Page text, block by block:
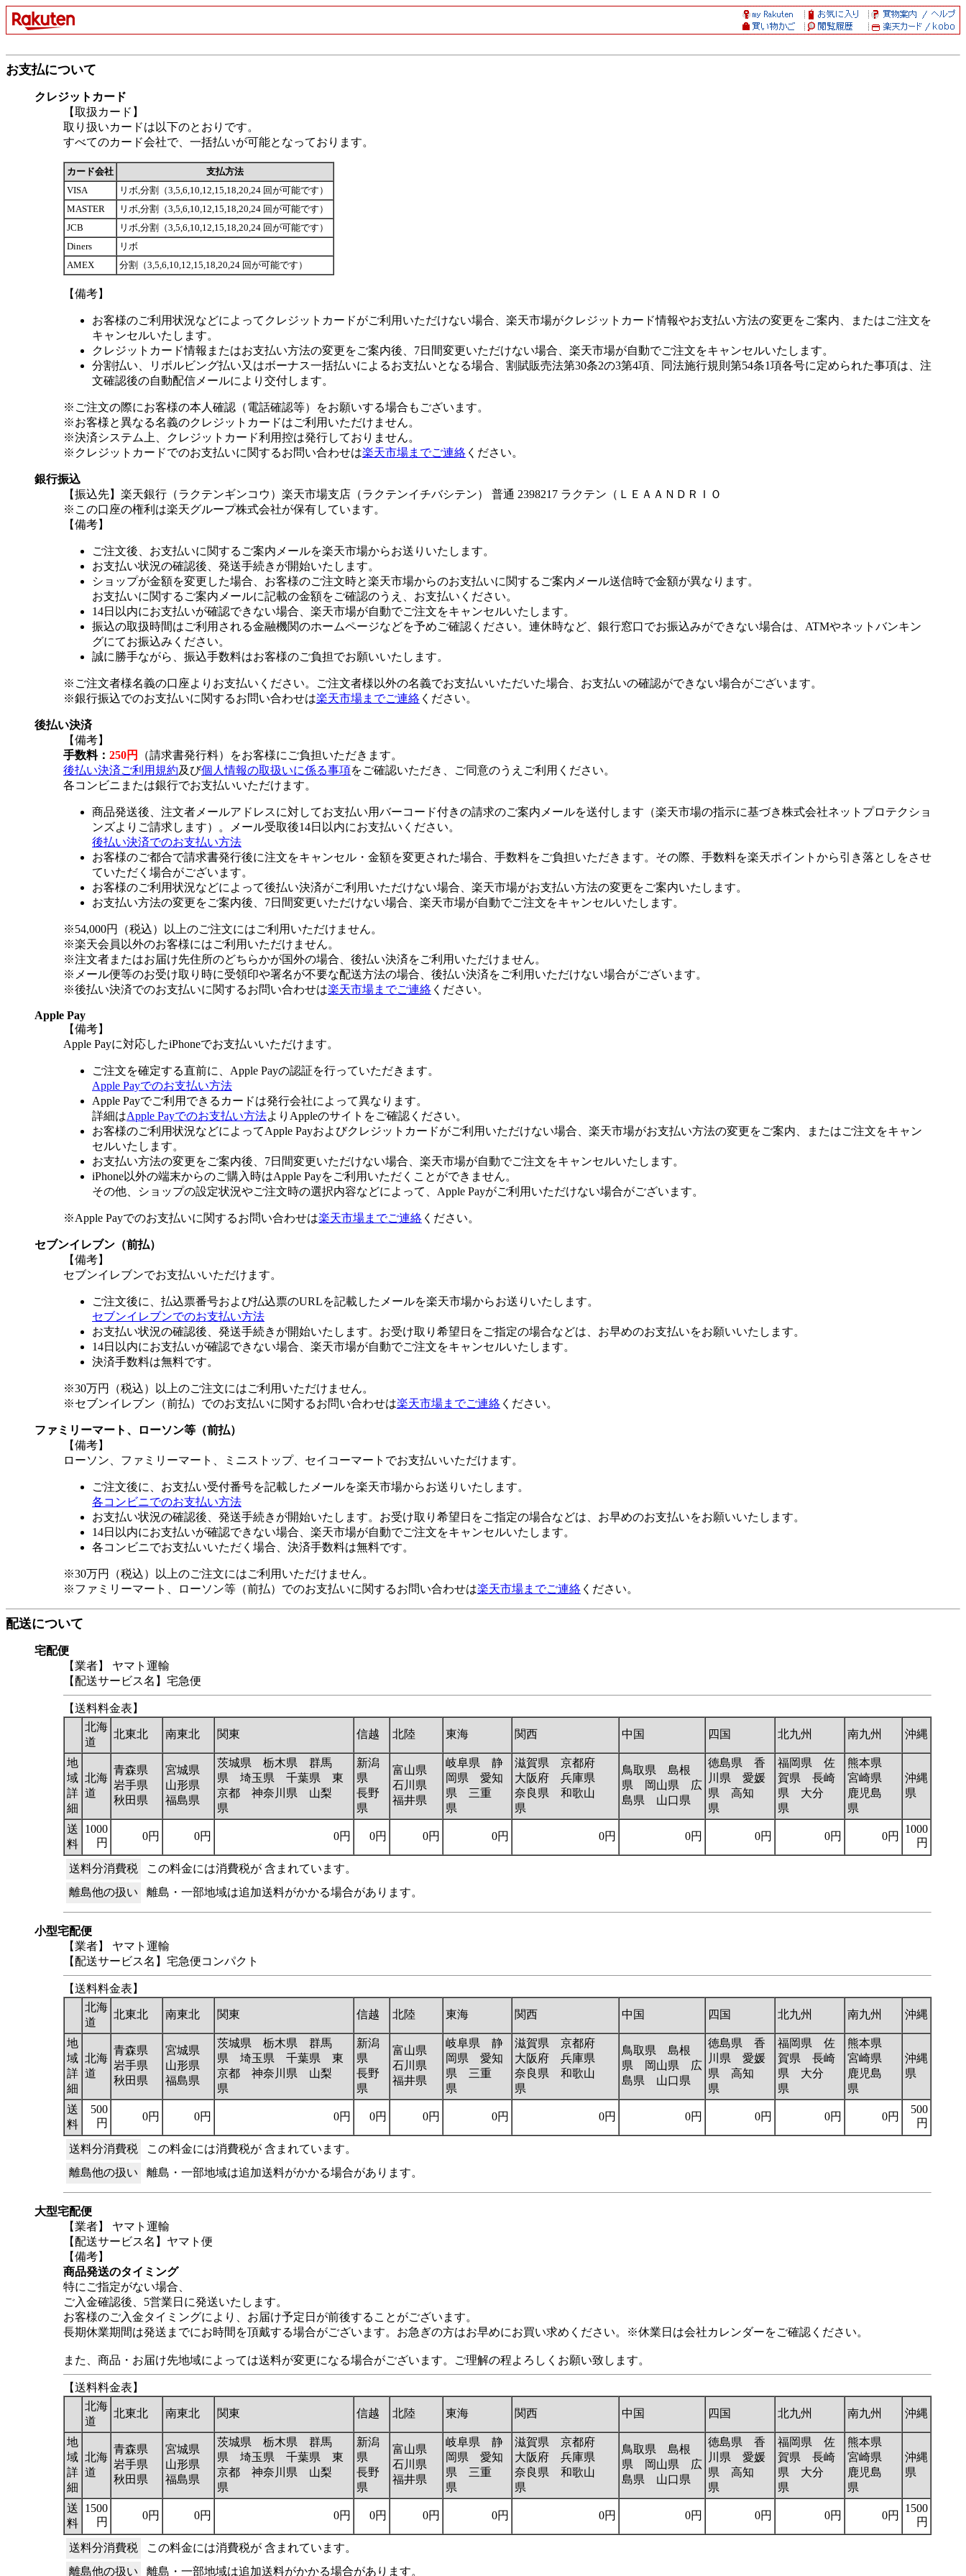
お支払について
クレジットカード
【取扱カード】
取り扱いカードは以下のとおりです。
すべてのカード会社で、一括払いが可能となっております。
カード会社
支払方法
VISA
リボ,分割（3,5,6,10,12,15,18,20,24 回が可能です）
MASTER
リボ,分割（3,5,6,10,12,15,18,20,24 回が可能です）
JCB
リボ,分割（3,5,6,10,12,15,18,20,24 回が可能です）
Diners
リボ
AMEX
分割（3,5,6,10,12,15,18,20,24 回が可能です）
【備考】
お客様のご利用状況などによってクレジットカードがご利用いただけない場合、楽天市場がクレジットカード情報やお支払い方法の変更をご案内、またはご注文を
キャンセルいたします。
クレジットカード情報またはお支払い方法の変更をご案内後、7日間変更いただけない場合、楽天市場が自動でご注文をキャンセルいたします。
分割払い、リボルビング払い又はボーナス一括払いによるお支払いとなる場合、割賦販売法第30条2の3第4項、同法施行規則第54条1項各号に定められた事項は、注
文確認後の自動配信メールにより交付します。
※ご注文の際にお客様の本人確認（電話確認等）をお願いする場合もございます。
※お客様と異なる名義のクレジットカードはご利用いただけません。
※決済システム上、クレジットカード利用控は発行しておりません。
※クレジットカードでのお支払いに関するお問い合わせは楽天市場までご連絡 ください。
銀行振込
【振込先】楽天銀行（ラクテンギンコウ）楽天市場支店（ラクテンイチバシテン） 普通 2398217 ラクテン（ＬＥＡＡＮＤＲＩＯ
※この口座の権利は楽天グループ株式会社が保有しています。
【備考】
ご注文後、お支払いに関するご案内メールを楽天市場からお送りいたします。
お支払い状況の確認後、発送手続きが開始いたします。
ショップが金額を変更した場合、お客様のご注文時と楽天市場からのお支払いに関するご案内メール送信時で金額が異なります。
お支払いに関するご案内メールに記載の金額をご確認のうえ、お支払いください。
14日以内にお支払いが確認できない場合、楽天市場が自動でご注文をキャンセルいたします。
振込の取扱時間はご利用される金融機関のホームページなどを予めご確認ください。連休時など、銀行窓口でお振込みができない場合は、ATMやネットバンキン
グにてお振込みください。
誠に勝手ながら、振込手数料はお客様のご負担でお願いいたします。
※ご注文者様名義の口座よりお支払いください。ご注文者様以外の名義でお支払いいただいた場合、お支払いの確認ができない場合がございます。
※銀行振込でのお支払いに関するお問い合わせは楽天市場までご連絡 ください。
後払い決済
【備考】
手数料： 250円
（請求書発行料）をお客様にご負担いただきます。
後払い決済ご利用規約及び個人情報の取扱いに係る事項をご確認いただき、ご同意のうえご利用ください。
各コンビニまたは銀行でお支払いいただけます。
商品発送後、注文者メールアドレスに対してお支払い用バーコード付きの請求のご案内メールを送付します（楽天市場の指示に基づき株式会社ネットプロテクショ
ンズよりご請求します）。メール受取後14日以内にお支払いください。
後払い決済でのお支払い方法
お客様のご都合で請求書発行後に注文をキャンセル・金額を変更された場合、手数料をご負担いただきます。その際、手数料を楽天ポイントから引き落としをさせ
ていただく場合がございます。
お客様のご利用状況などによって後払い決済がご利用いただけない場合、楽天市場がお支払い方法の変更をご案内いたします。
お支払い方法の変更をご案内後、7日間変更いただけない場合、楽天市場が自動でご注文をキャンセルいたします。
※54,000円（税込）以上のご注文にはご利用いただけません。
※楽天会員以外のお客様にはご利用いただけません。
※注文者またはお届け先住所のどちらかが国外の場合、後払い決済をご利用いただけません。
※メール便等のお受け取り時に受領印や署名が不要な配送方法の場合、後払い決済をご利用いただけない場合がございます。
※後払い決済でのお支払いに関するお問い合わせは楽天市場までご連絡 ください。
Apple Pay
【備考】
Apple Payに対応したiPhoneでお支払いいただけます。
ご注文を確定する直前に、Apple Payの認証を行っていただきます。
Apple Payでのお支払い方法
Apple Payでご利用できるカードは発行会社によって異なります。
詳細はApple Payでのお支払い方法よりAppleのサイトをご確認ください。
お客様のご利用状況などによってApple Payおよびクレジットカードがご利用いただけない場合、楽天市場がお支払い方法の変更をご案内、またはご注文をキャン
セルいたします。
お支払い方法の変更をご案内後、7日間変更いただけない場合、楽天市場が自動でご注文をキャンセルいたします。
iPhone以外の端末からのご購入時はApple Payをご利用いただくことができません。
その他、ショップの設定状況やご注文時の選択内容などによって、Apple Payがご利用いただけない場合がございます。
※Apple Payでのお支払いに関するお問い合わせは楽天市場までご連絡 ください。
セブンイレブン（前払）
【備考】
セブンイレブンでお支払いいただけます。
ご注文後に、払込票番号および払込票のURLを記載したメールを楽天市場からお送りいたします。
セブンイレブンでのお支払い方法
お支払い状況の確認後、発送手続きが開始いたします。お受け取り希望日をご指定の場合などは、お早めのお支払いをお願いいたします。
14日以内にお支払いが確認できない場合、楽天市場が自動でご注文をキャンセルいたします。
決済手数料は無料です。
※30万円（税込）以上のご注文にはご利用いただけません。
※セブンイレブン（前払）でのお支払いに関するお問い合わせは楽天市場までご連絡 ください。
ファミリーマート、ローソン等（前払）
【備考】
ローソン、ファミリーマート、ミニストップ、セイコーマートでお支払いいただけます。
ご注文後に、お支払い受付番号を記載したメールを楽天市場からお送りいたします。
各コンビニでのお支払い方法
お支払い状況の確認後、発送手続きが開始いたします。お受け取り希望日をご指定の場合などは、お早めのお支払いをお願いいたします。
14日以内にお支払いが確認できない場合、楽天市場が自動でご注文をキャンセルいたします。
各コンビニでお支払いいただく場合、決済手数料は無料です。
※30万円（税込）以上のご注文にはご利用いただけません。
※ファミリーマート、ローソン等（前払）でのお支払いに関するお問い合わせは楽天市場までご連絡 ください。
配送について
宅配便
【業者】 ヤマト運輸
【配送サービス名】宅急便
【送料料金表】
北海
道
北東北 南東北 関東 信越 北陸 東海 関西 中国 四国 北九州 南九州 沖縄
地
域
詳
細
北海
道
青森県
岩手県
秋田県
宮城県
山形県
福島県
茨城県 栃木県 群馬
県 埼玉県 千葉県 東
京都 神奈川県 山梨
県
新潟
県
長野
県
富山県
石川県
福井県
岐阜県 静
岡県 愛知
県 三重
県
滋賀県 京都府
大阪府 兵庫県
奈良県 和歌山
県
鳥取県 島根
県 岡山県 広
島県 山口県
徳島県 香
川県 愛媛
県 高知
県
福岡県 佐
賀県 長崎
県 大分
県
熊本県
宮崎県
鹿児島
県
沖縄
県
送
料
1000
円
0円 0円 0円 0円 0円 0円 0円 0円 0円 0円 0円
1000
円
送料分消費税
この料金には消費税が 含まれています。
離島他の扱い
離島・一部地域は追加送料がかかる場合があります。
小型宅配便
【業者】 ヤマト運輸
【配送サービス名】宅急便コンパクト
【送料料金表】
北海
道
北東北 南東北 関東 信越 北陸 東海 関西 中国 四国 北九州 南九州 沖縄
地
域
詳
細
北海
道
青森県
岩手県
秋田県
宮城県
山形県
福島県
茨城県 栃木県 群馬
県 埼玉県 千葉県 東
京都 神奈川県 山梨
県
新潟
県
長野
県
富山県
石川県
福井県
岐阜県 静
岡県 愛知
県 三重
県
滋賀県 京都府
大阪府 兵庫県
奈良県 和歌山
県
鳥取県 島根
県 岡山県 広
島県 山口県
徳島県 香
川県 愛媛
県 高知
県
福岡県 佐
賀県 長崎
県 大分
県
熊本県
宮崎県
鹿児島
県
沖縄
県
送
料
500
円
0円 0円 0円 0円 0円 0円 0円 0円 0円 0円 0円
500
円
送料分消費税
この料金には消費税が 含まれています。
離島他の扱い
離島・一部地域は追加送料がかかる場合があります。
大型宅配便
【業者】 ヤマト運輸
【配送サービス名】ヤマト便
【備考】
商品発送のタイミング
特にご指定がない場合、
ご入金確認後、5営業日に発送いたします。
お客様のご入金タイミングにより、お届け予定日が前後することがございます。
長期休業期間は発送までにお時間を頂戴する場合がございます。お急ぎの方はお早めにお買い求めください。※休業日は会社カレンダーをご確認ください。
また、商品・お届け先地域によっては送料が変更になる場合がございます。ご理解の程よろしくお願い致します。
【送料料金表】
北海
道
北東北 南東北 関東 信越 北陸 東海 関西 中国 四国 北九州 南九州 沖縄
地
域
詳
細
北海
道
青森県
岩手県
秋田県
宮城県
山形県
福島県
茨城県 栃木県 群馬
県 埼玉県 千葉県 東
京都 神奈川県 山梨
県
新潟
県
長野
県
富山県
石川県
福井県
岐阜県 静
岡県 愛知
県 三重
県
滋賀県 京都府
大阪府 兵庫県
奈良県 和歌山
県
鳥取県 島根
県 岡山県 広
島県 山口県
徳島県 香
川県 愛媛
県 高知
県
福岡県 佐
賀県 長崎
県 大分
県
熊本県
宮崎県
鹿児島
県
沖縄
県
送
料
1500
円
0円 0円 0円 0円 0円 0円 0円 0円 0円 0円 0円
1500
円
送料分消費税
この料金には消費税が 含まれています。
離島他の扱い
離島・一部地域は追加送料がかかる場合があります。